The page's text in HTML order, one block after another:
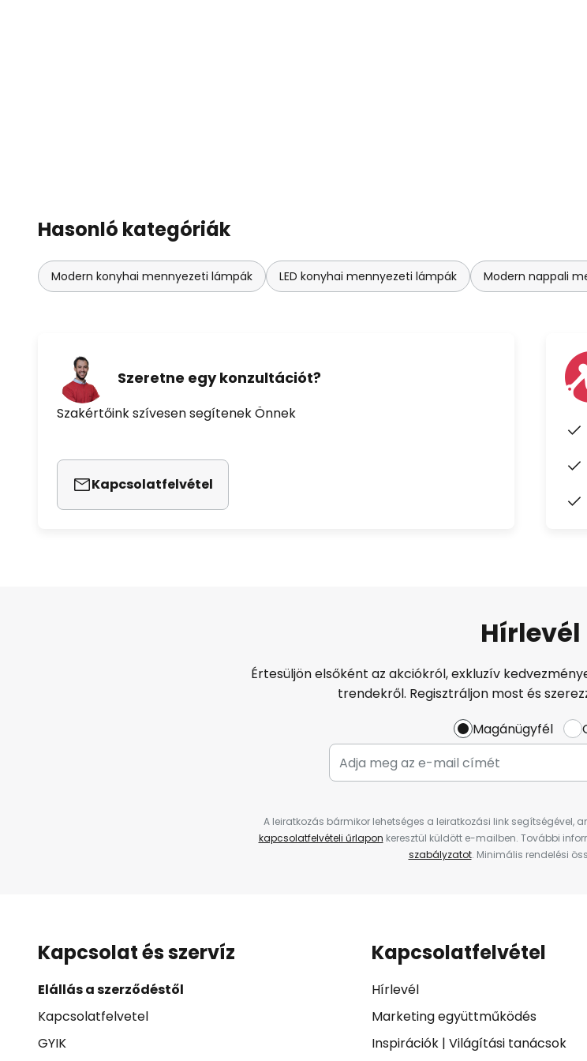
Hasonló kategóriák
Modern konyhai mennyezeti lámpák LED konyhai mennyezeti lámpák Modern nappali
Szeretne egy konzultációt?
Szakértőink szívesen segítenek Önnek
Kapcsolatfelvétel
Hírlevél
Értesüljön elsőként az akciókról, exkluzív
trendekről. Regisztráljon most és
Magánügyfél
A leiratkozás bármikor lehetséges a leiratkozási link segítségével,
kapcsolatfelvételi űrlapon keresztül küldött e-mailben. További
szabályzatot. Minimális rendelési
Kapcsolat és szervíz
Elállás a szerződéstől
Kapcsolatfelvetel
GYIK
Kapcsolatfelvétel
Hírlevél
Marketing együttműködés
Inspirációk| Világítási tanácsok